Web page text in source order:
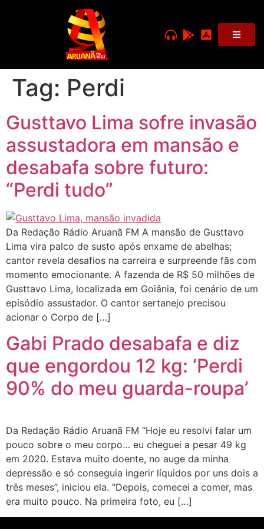
Tag: Perdi
Gusttavo Lima sofre invasão
assustadora em mansão e
desabafa sobre futuro:
“Perdi tudo”
Da Redação Rádio Aruanã FM A mansão de Gusttavo
Lima vira palco de susto após enxame de abelhas;
cantor revela desafios na carreira e surpreende fãs com
momento emocionante. A fazenda de R$ 50 milhões de
Gusttavo Lima, localizada em Goiânia, foi cenário de um
episódio assustador. O cantor sertanejo precisou
acionar o Corpo de […]
Gabi Prado desabafa e diz
que engordou 12 kg: ‘Perdi
90% do meu guarda-roupa’
Da Redação Rádio Aruanã FM “Hoje eu resolvi falar um
pouco sobre o meu corpo… eu cheguei a pesar 49 kg
em 2020. Estava muito doente, no auge da minha
depressão e só conseguia ingerir líquidos por uns dois a
três meses”, iniciou ela. “Depois, comecei a comer, mas
era muito pouco. Na primeira foto, eu […]